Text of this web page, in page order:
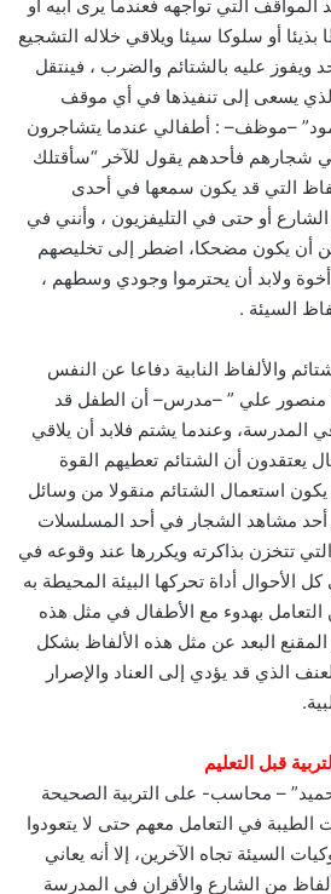
المواقف التي تواجهه فعندما يرى أبيه أو
بذيئا أو سلوكا سيئا ويلاقي خلاله التشجيع
ويفوز عليه بالشتائم والضرب ، فينتقل
يسعى إلى تنفيذها في أي موقف
–موظف– : أطفالي عندما يتشاجرون
شجارهم فأحدهم يقول للآخر “سأقتلك
التي قد يكون سمعها في أحدى
أو حتى في التليفزيون ، وأنني في
أن يكون مضحكا، اضطر إلى تخليصهم
ولابد أن يحترموا وجودي وسطهم ،
السيئة .
والألفاظ النابية دفاعا عن النفس
منصور علي ” –مدرس– أن الطفل قد
المدرسة، وعندما يشتم فلابد أن يلاقي
يعتقدون أن الشتائم تعطيهم القوة
يكون استعمال الشتائم منقولا من وسائل
أحد مشاهد الشجار في أحد المسلسلات
تتخزن بذاكرته ويكررها عند وقوعه في
أداة تحركها البيئة المحيطة به
التعامل بهدوء مع الأطفال في مثل هذه
المقنع البعد عن مثل هذه الألفاظ بشكل
الذي قد يؤدي إلى العناد والإصرار
قبل التعليم
– محاسب- على التربية الصحيحة
الطيبة في التعامل معهم حتى لا يتعودوا
السيئة تجاه الآخرين، إلا أنه يعاني
من الشارع والأقران في المدرسة